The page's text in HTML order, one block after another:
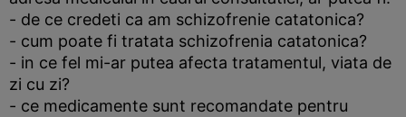
- de ce credeti ca am schizofrenie catatonica?
- cum poate fi tratata schizofrenia catatonica?
- in ce fel mi-ar putea afecta tratamentul, viata de
zi cu zi?
- ce medicamente sunt recomandate pentru